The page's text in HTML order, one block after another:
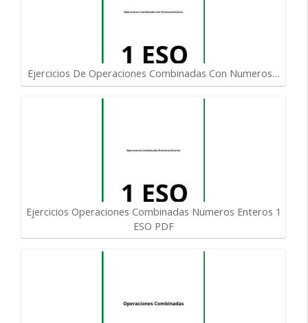
Ejercicios De Operaciones Combinadas Con Numeros…
Ejercicios Operaciones Combinadas Numeros Enteros 1
ESO PDF